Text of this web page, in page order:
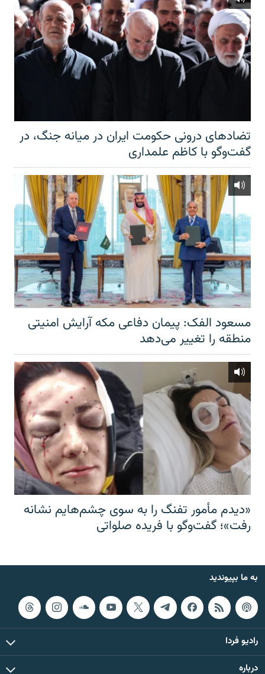
تضادهای درونی حکومت ایران در میانه جنگ، در
گفت‌‌وگو با کاظم علمداری
مسعود الفک: پیمان دفاعی مکه آرایش امنیتی
منطقه را تغییر می‌دهد
«دیدم مأمور تفنگ را به سوی چشم‌هایم نشانه
رفت»؛ گفت‌و‌گو با فریده صلواتی
به ما بپیوندید
رادیو فردا
درباره